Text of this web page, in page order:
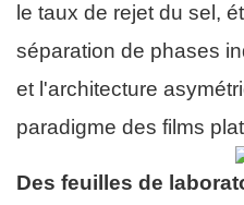
le taux de rejet du sel,
séparation de phases
et l'architecture
paradigme des films
Des feuilles de